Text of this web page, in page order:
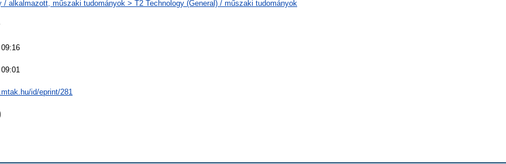
/ alkalmazott, műszaki tudományok > T2 Technology (General) / műszaki tudományok
id/eprint/281